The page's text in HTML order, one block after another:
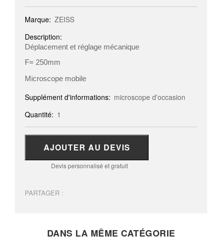
Marque: ZEISS
Description:
Déplacement et réglage mécanique
F= 250mm
Microscope mobile
Supplément d'informations: microscope d'occasion
Quantité: 1
AJOUTER AU DEVIS
Devis personnalisé et gratuit
PARTAGER :
DANS LA MÊME CATÉGORIE